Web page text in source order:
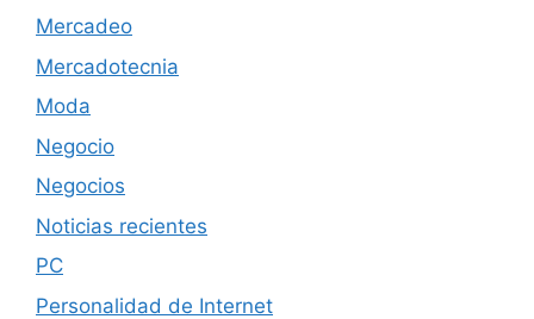
Mercadeo
Mercadotecnia
Moda
Negocio
Negocios
Noticias recientes
PC
Personalidad de Internet